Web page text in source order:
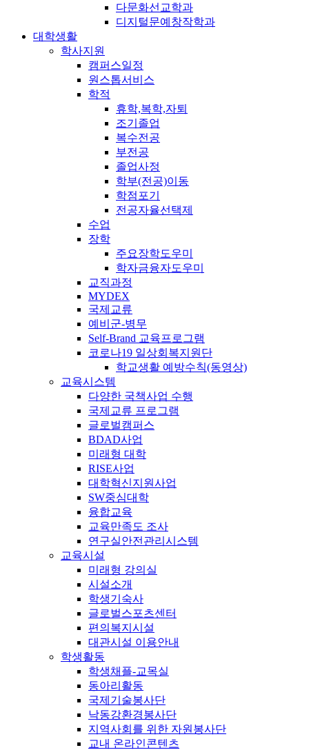
다문화선교학과
디지털문예창작학과
대학생활
학사지원
캠퍼스일정
원스톱서비스
학적
휴학,복학,자퇴
조기졸업
복수전공
부전공
졸업사정
학부(전공)이동
학점포기
전공자율선택제
수업
장학
주요장학도우미
학자금융자도우미
교직과정
MYDEX
국제교류
예비군-병무
Self-Brand 교육프로그램
코로나19 일상회복지원단
학교생활 예방수칙(동영상)
교육시스템
다양한 국책사업 수행
국제교류 프로그램
글로벌캠퍼스
BDAD사업
미래형 대학
RISE사업
대학혁신지원사업
SW중심대학
융합교육
교육만족도 조사
연구실안전관리시스템
교육시설
미래형 강의실
시설소개
학생기숙사
글로벌스포츠센터
편의복지시설
대관시설 이용안내
학생활동
학생채플-교목실
동아리활동
국제기술봉사단
낙동강환경봉사단
지역사회를 위한 자원봉사단
교내 온라인콘텐츠